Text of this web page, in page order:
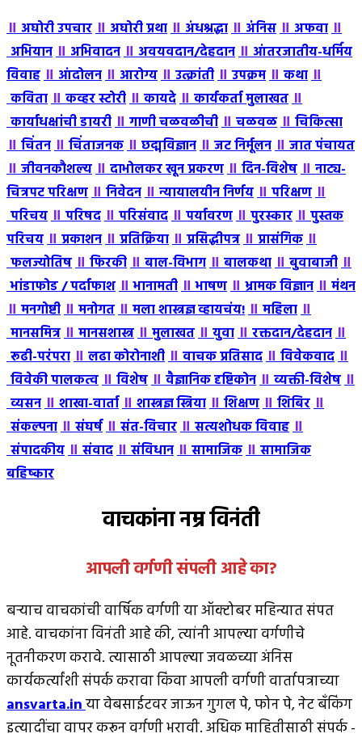
॥अघोरी उपचार॥अघोरी प्रथा॥अंधश्रद्धा॥अंंनिस॥अफवा॥
अभियान॥अभिवादन॥अवयवदान/देहदान॥आंतरजातीय-धर्मिय
विवाह॥आंदोलन॥आरोग्य॥उत्क्रांती॥उपक्रम॥कथा॥
कविता॥कव्हर स्टोरी॥कायदे॥कार्यकर्ता मुलाखत॥
कार्याधक्षांची डायरी॥गाणी चळवळीची॥चळवळ॥चिकित्सा
॥चिंतन॥चिंताजनक॥छद्मविज्ञान॥जट निर्मूलन॥जात पंचायत
॥जीवनकौशल्य॥दाभोलकर खून प्रकरण॥दिन-विशेष॥नाट्य-
चित्रपट परिक्षण॥निवेदन॥न्यायालयीन निर्णय॥परिक्षण॥
परिचय॥परिषद॥परिसंवाद॥पर्यावरण॥पुरस्कार॥पुस्तक
परिचय॥प्रकाशन॥प्रतिक्रिया॥प्रसिद्धीपत्र॥प्रासंगिक॥
फलज्योतिष॥फिरकी॥बाल-विभाग॥बालकथा॥बुवाबाजी॥
भांडाफोड / पर्दाफाश॥भानामती॥भाषण॥भ्रामक विज्ञान॥मंथन
॥मनगोष्टी॥मनोगत॥मला शास्त्रज्ञ व्हायचंय!॥महिला॥
मानसमित्र॥मानसशास्त्र॥मुलाखत॥युवा॥रक्तदान/देहदान॥
रूढी-परंपरा॥लढा कोरोनाशी॥वाचक प्रतिसाद॥विवेकवाद॥
विवेकी पालकत्व॥विशेष॥वैज्ञानिक दृष्टिकोन॥व्यक्ती-विशेष॥
व्यसन॥शाखा-वार्ता॥शास्त्रज्ञ स्त्रिया॥शिक्षण॥शिबिर॥
संकल्पना॥संघर्ष॥संत-विचार॥सत्यशोधक विवाह॥
संपादकीय॥संवाद॥संविधान॥सामाजिक॥सामाजिक
बहिष्कार
वाचकांना नम्र विनंती
आपली वर्गणी संपली आहेका?
बर्‍याच वाचकांची वार्षिक वर्गणी या ऑक्टोबर महिन्यात संपत
आहे. वाचकांना विनंती आहे की, त्यांनी आपल्या वर्गणीचे
नूतनीकरण करावे. त्यासाठी आपल्या जवळच्या अंनिस
कार्यकर्त्यांशी संपर्क करावा किंवा आपली वर्गणी वार्तापत्राच्या
ansvarta.inया वेबसाईटवर जाऊन गुगल पे, फोन पे, नेट बँकिंग
इत्यादींचा वापर करून वर्गणी भरावी. अधिक माहितीसाठी संपर्क -